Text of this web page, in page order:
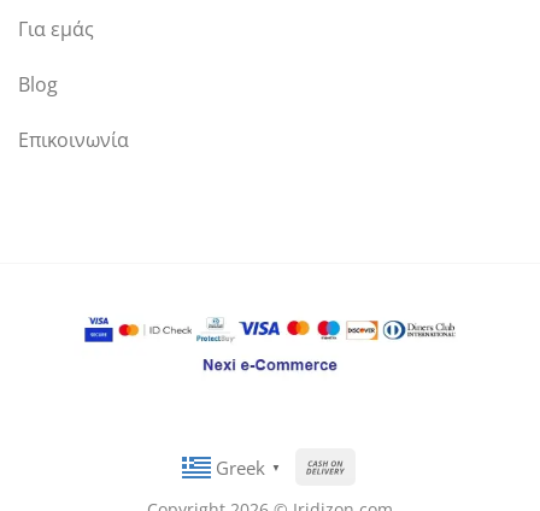
Για εμάς
Blog
Επικοινωνία
Greek ▼